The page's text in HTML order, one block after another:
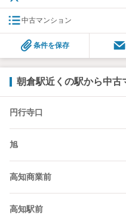
中古マンション
条件を保存
朝倉駅近くの駅から中古
円行寺口
旭
高知商業前
高知駅前